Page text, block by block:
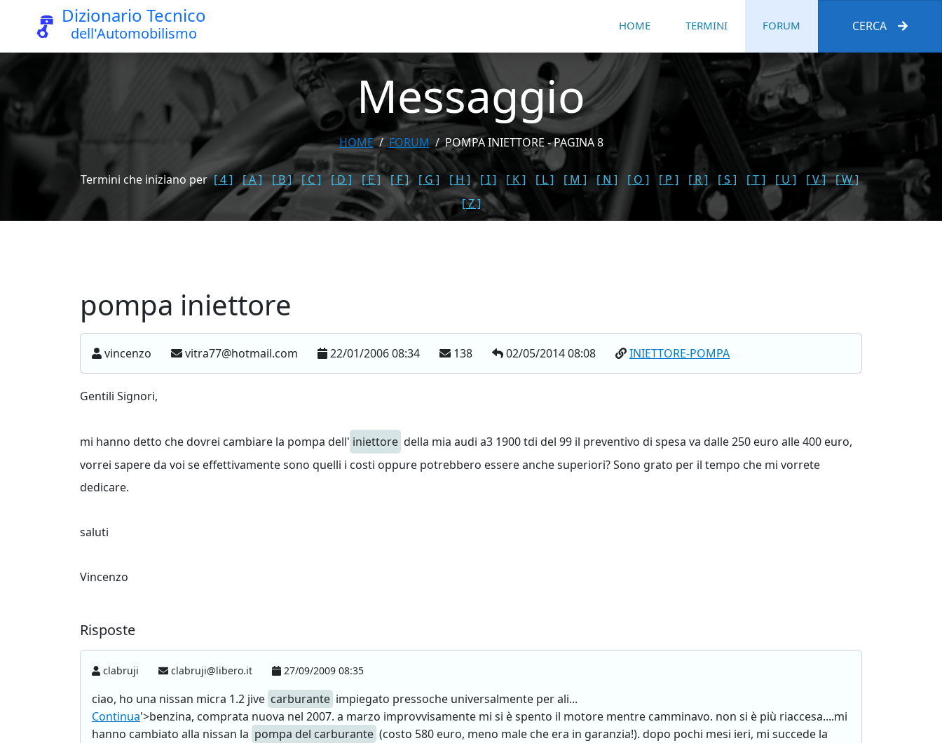
Dizionario Tecnico
dell'Automobilismo HOME TERMINI FORUM CERCA
Messaggio
HOME FORUM POMPA INIETTORE - PAGINA 8
Termini che iniziano per [ 4 ] [ A ] [ B ] [ C ] [ D ] [ E ] [ F ] [ G ] [ H ] [ I ] [ K ] [ L ] [ M ] [ N ] [ O ] [ P ] [ R ] [ S ] [ T ] [ U ] [ V ]
[ W ]
[ Z ]
pompa iniettore
vincenzo vitra77@hotmail.com 22/01/2006 08:34 138 02/05/2014 08:08 INIETTORE-POMPA
Gentili Signori,
mi hanno detto che dovrei cambiare la pompa dell' iniettore della mia audi a3 1900 tdi del 99 il preventivo di spesa va dalle 250 euro alle 400 euro,
vorrei sapere da voi se effettivamente sono quelli i costi oppure potrebbero essere anche superiori? Sono grato per il tempo che mi vorrete
dedicare.
saluti
Vincenzo
Risposte
clabruji clabruji@libero.it 27/09/2009 08:35
ciao, ho una nissan micra 1.2 jive carburante impiegato pressoche universalmente per ali...
Continua'>benzina, comprata nuova nel 2007. a marzo improvvisamente mi si è spento il motore mentre camminavo. non si è più riaccesa....mi
hanno cambiato alla nissan la pompa del carburante (costo 580 euro, meno male che era in garanzia!). dopo pochi mesi ieri, mi succede la